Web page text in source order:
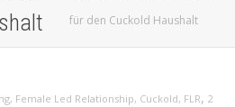
für den Cuckold Haushalt
, Female Led Relationship, Cuckold, FLR, 2